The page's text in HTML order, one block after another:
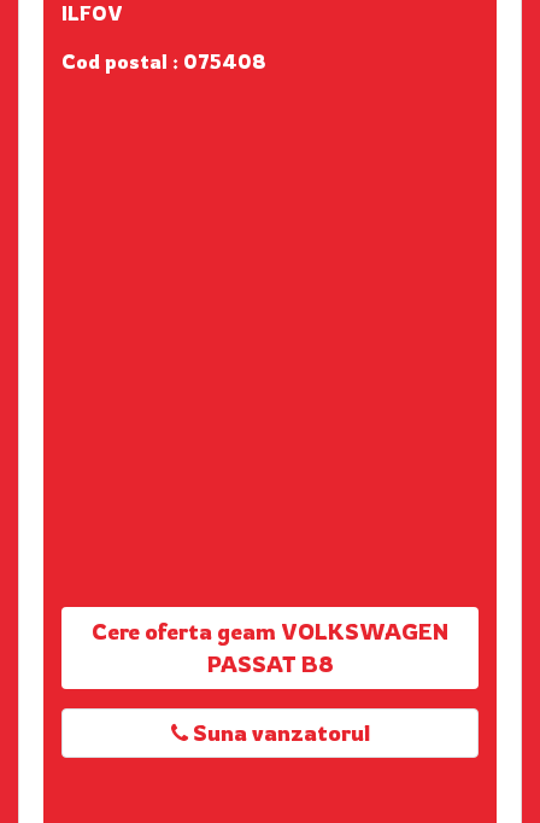
ILFOV
Cod postal : 075408
Cere oferta geam VOLKSWAGEN
PASSAT B8
Suna vanzatorul